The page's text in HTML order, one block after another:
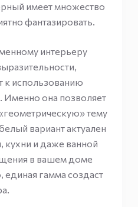
имеет множество
фантазировать.
интерьеру
к использованию
она позволяет
тему
вариант актуален
кухни и даже ванной
в вашем доме
единая гамма создаст